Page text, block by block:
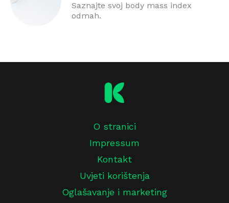
Saznajte svoj body mass index
odmah.
O stranici
Impressum
Kontakt
Uvjeti korištenja
Oglašavanje i marketing